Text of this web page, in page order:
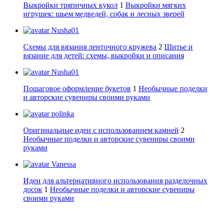
Выкройки тряпичных кукол 1 Выкройки мягких
игрушек: шьем медведей, собак и лесных зверей
Nusha01
Схемы для вязания ленточного кружева 2 Шитье и
вязание для детей: схемы, выкройки и описания
Nusha01
Пошаговое оформление букетов 1 Необычные поделки
и авторские сувениры своими руками
polinka
Оригинальные идеи с использованием камней 2
Необычные поделки и авторские сувениры своими
руками
Vanessa
Идеи для альтернативного использования разделочных
досок 1 Необычные поделки и авторские сувениры
своими руками